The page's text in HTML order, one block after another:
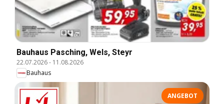
Bauhaus Pasching, Wels, Steyr
22.07.2026- 11.08.2026
Bauhaus
ANGEBOT